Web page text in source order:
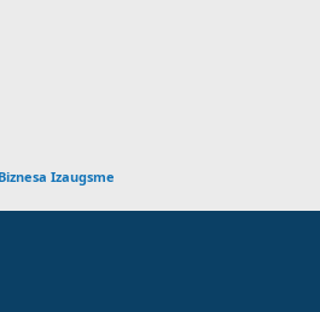
Izaugsme